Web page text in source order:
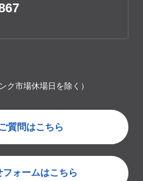
ク市場休場日を除く）
質問はこちら
ォームはこちら